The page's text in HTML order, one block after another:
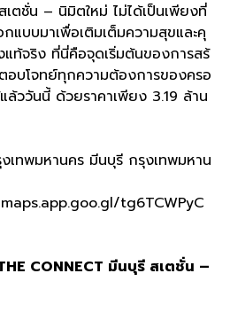
ตชั่น – นิมิตใหม่ ไม่ได้เป็นเพียงที่
บบมาเพื่อเติมเต็มความสุขและคุ
ท้จริง ที่นี่คือจุดเริ่มต้นของการสร้
อบโจทย์ทุกความต้องการของครอ
ล้ววันนี้ ด้วยราคาเพียง 3.19 ล้าน
เทพมหานคร มีนบุรี กรุงเทพมหาน
tg6TCWPyC
CONNECT มีนบุรี สเตชั่น –